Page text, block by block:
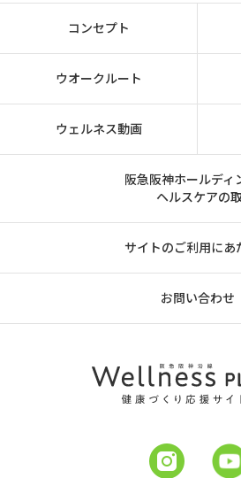
コンセプト
ウオークルート
ウェルネス動画
阪急阪神ホールディ
ヘルスケアの
サイトのご利用にあ
お問い合わせ